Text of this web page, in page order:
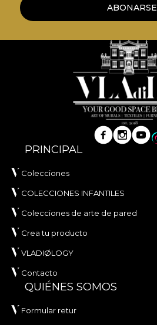
ABONARSE
PRINCIPAL
Colecciones
COLECCIONES INFANTILES
Colecciones de arte de pared
Crea tu producto
VLADIØLOGY
Contacto
QUIÉNES SOMOS
Formular retur